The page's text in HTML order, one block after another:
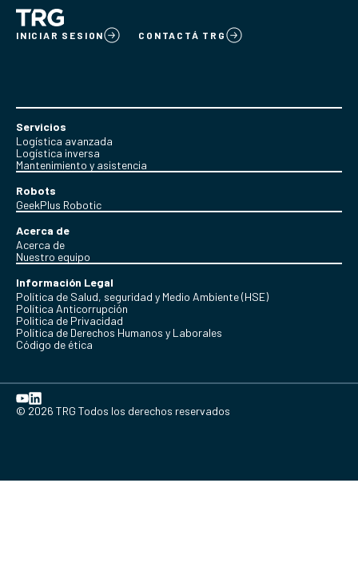
INICIAR SESION CONTACTÁ TRG
Servicios
Logística avanzada
Logística inversa
Mantenimiento y asistencia
Robots
GeekPlus Robotic
Acerca de
Acerca de
Nuestro equipo
Información Legal
Política de Salud, seguridad y Medio Ambiente (HSE)
Política Anticorrupción
Politica de Privacidad
Política de Derechos Humanos y Laborales
Código de ética
© 2026 TRG Todos los derechos reservados